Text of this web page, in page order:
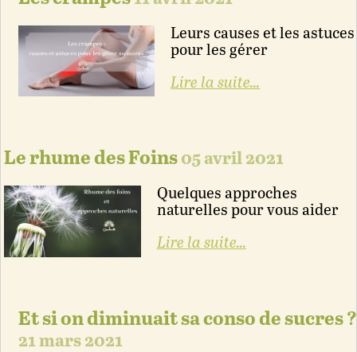
Leurs causes et les astuces
pour les gérer
Lire la suite...
Le rhume des Foins 05 avril 2021
Quelques approches
naturelles pour vous aider
Lire la suite...
Et si on diminuait sa conso de sucres ?
21 mars 2021